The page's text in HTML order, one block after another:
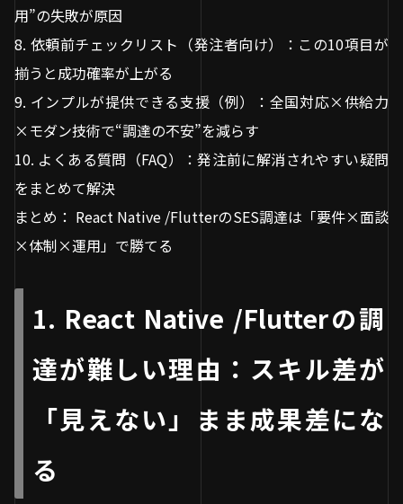
用”の失敗が原因
8. 依頼前チェックリスト（発注者向け）：この10項目が
揃うと成功確率が上がる
9. インプルが提供できる支援（例）：全国対応×供給力
×モダン技術で“調達の不安”を減らす
10. よくある質問（FAQ）：発注前に解消されやすい疑問
をまとめて解決
まとめ： React Native /FlutterのSES調達は「要件×面談
×体制×運用」で勝てる
1. React Native /Flutterの調
達が難しい理由：スキル差が
「見えない」まま成果差にな
る